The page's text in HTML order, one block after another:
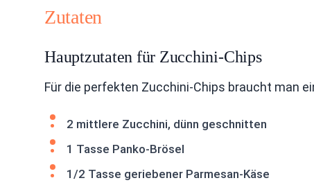
Zutaten
Hauptzutaten für Zucchini-Chips
Für die perfekten Zucchini-Chips braucht man
2 mittlere Zucchini, dünn geschnitten
1 Tasse Panko-Brösel
1/2 Tasse geriebener Parmesan-Käse